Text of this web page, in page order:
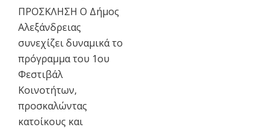
ΠΡΟΣΚΛΗΣΗ Ο Δήμος
Αλεξάνδρειας
συνεχίζει δυναμικά το
πρόγραμμα του 1ου
Φεστιβάλ
Κοινοτήτων,
προσκαλώντας
κατοίκους και